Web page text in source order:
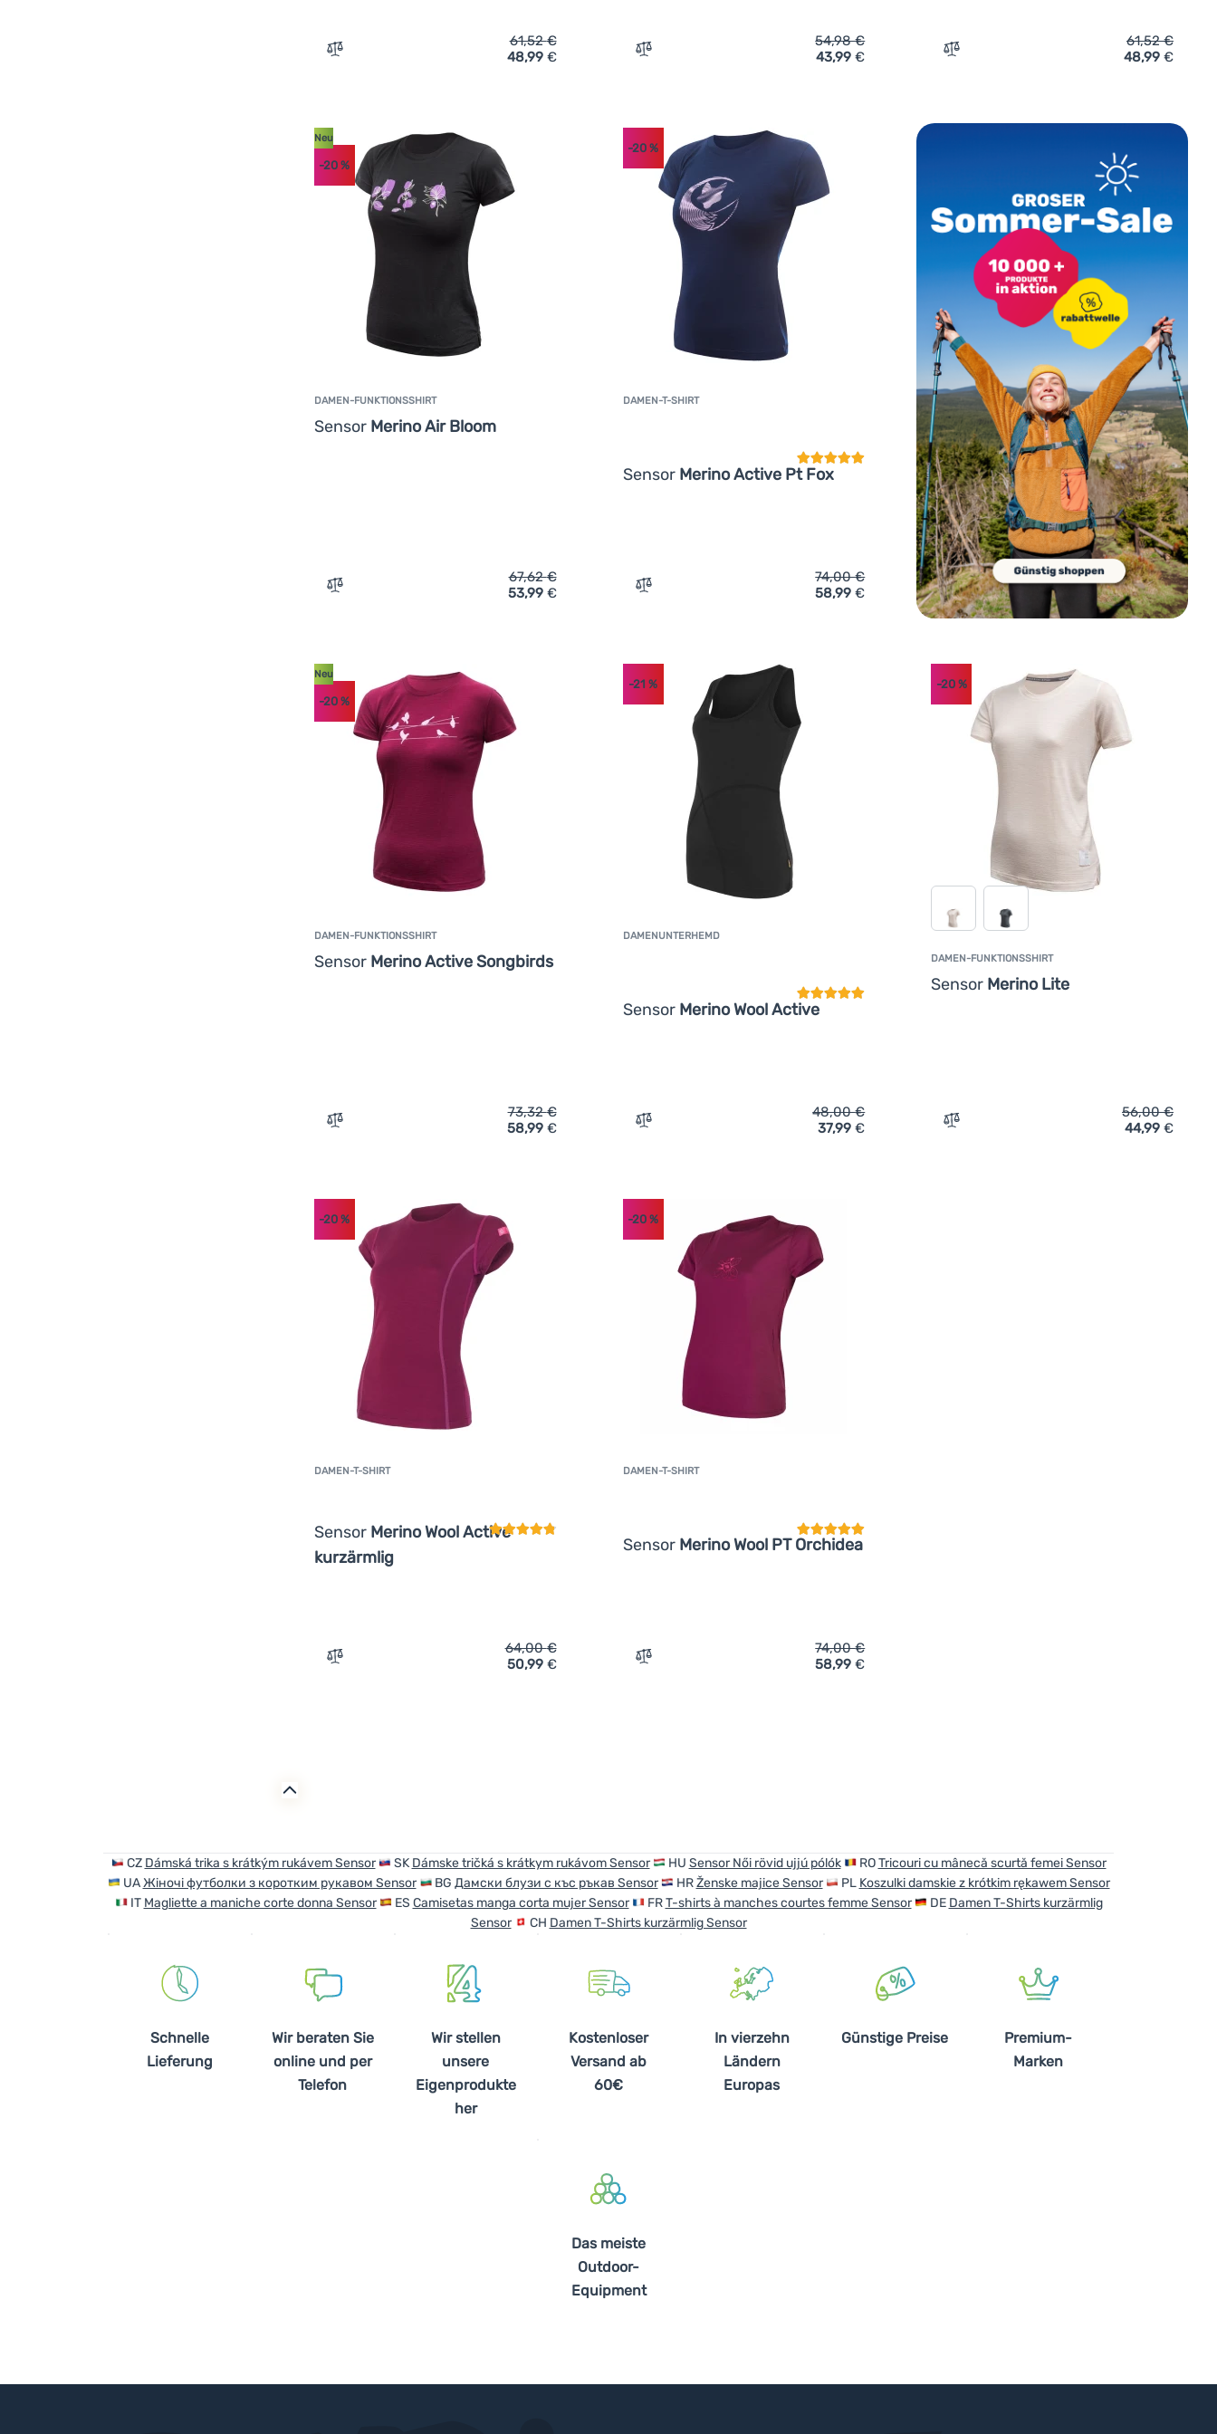
Zum Vergleich 'Damen-T-Shirt Sensor Merino Blend Stone' hinzufügen
61,52€
48,99 € Zum Vergleich 'Damen-Funktionsshirt Sensor Merino Lite' hinzufügen
54,98€
43,99€ Zum Vergleich 'Damen-T-Shirt Sensor
61,52€
48,99 €
DAMEN-FUNKTIONSSHIRT
Sensor Merino Air Bloom
Neu
-20 %
Zum Vergleich 'Damen-Funktionsshirt Sensor Merino Air Bloom' hinzufügen
67,62€
53,99 €
DAMEN-T-SHIRT
Sensor Merino Active Pt Fox
-20 %
Zum Vergleich 'Damen-T-Shirt Sensor Merino Active Pt Fox' hinzufügen
74,00€
58,99€
DAMEN-FUNKTIONSSHIRT
Sensor Merino Active Songbirds
Neu
-20 %
Zum Vergleich 'Damen-Funktionsshirt Sensor Merino Active Songbirds' hinzufügen
73,32€
58,99 €
DAMENUNTERHEMD
Sensor Merino Wool Active
-21 %
Zum Vergleich 'Damenunterhemd Sensor Merino Wool Active' hinzufügen
48,00€
37,99€
DAMEN-FUNKTIONSSHIRT
Sensor Merino Lite
-20%
Zum Vergleich 'Damen-Funktionsshirt
56,00€
44,99 €
DAMEN-T-SHIRT
Sensor Merino Wool Active
kurzärmlig
-20 %
Zum Vergleich 'Damen-T-Shirt Sensor Merino Wool Active kurzärmlig' hinzufügen
64,00€
50,99 €
DAMEN-T-SHIRT
Sensor Merino Wool PT Orchidea
-20 %
Zum Vergleich 'Damen-T-Shirt Sensor Merino Wool PT Orchidea' hinzufügen
74,00€
58,99€
CZ Dámská trika s krátkým rukávem Sensor SK Dámske tričká s krátkym rukávom Sensor HU Sensor Női rövid ujjú pólók ROTricouri cu mânecă scurtă femei Sensor
UAЖіночі футболки з коротким рукавом Sensor BG Дамски блузи с къс ръкав Sensor HRŽenske majice Sensor PL Koszulki damskie z krótkim rękawem Sensor
IT Magliette a maniche corte donna Sensor ES Camisetas manga corta mujer Sensor FRT-shirts à manches courtes femme Sensor DE Damen T-Shirts kurzärmlig
Sensor
CH Damen T-Shirts kurzärmlig Sensor
Schnelle
Lieferung
Wir beraten Sie
online und per
Telefon
Wir stellen
unsere
Eigenprodukte
her
Kostenloser
Versand ab
60€
In vierzehn
Ländern
Europas
Günstige Preise
Premium-
Marken
Das meiste
Outdoor-
Equipment